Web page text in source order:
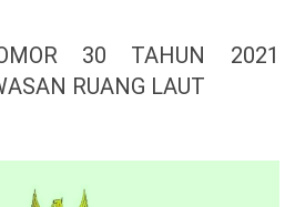
30 TAHUN 2021
RUANG LAUT